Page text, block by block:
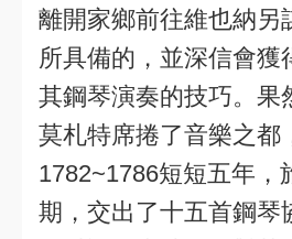
離開家鄉前往維也納另
所具備的，並深信會獲
其鋼琴演奏的技巧。果
莫札特席捲了音樂之都
1782~1786短短五年，
期，交出了十五首鋼琴